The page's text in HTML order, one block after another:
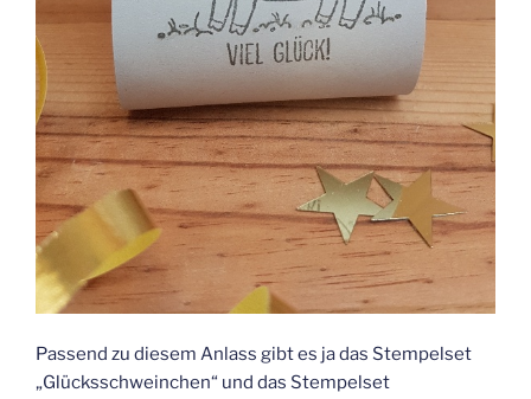
Passend zu diesem Anlass gibt es ja das Stempelset
„Glücksschweinchen“ und das Stempelset